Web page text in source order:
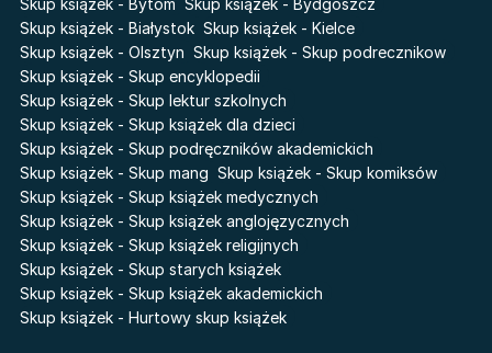
Skup książek - Bytom Skup książek - Bydgoszcz
Skup książek - Białystok Skup książek - Kielce
Skup książek - Olsztyn Skup książek - Skup podrecznikow
Skup książek - Skup encyklopedii
Skup książek - Skup lektur szkolnych
Skup książek - Skup książek dla dzieci
Skup książek - Skup podręczników akademickich
Skup książek - Skup mang Skup książek - Skup komiksów
Skup książek - Skup książek medycznych
Skup książek - Skup książek anglojęzycznych
Skup książek - Skup książek religijnych
Skup książek - Skup starych książek
Skup książek - Skup książek akademickich
Skup książek - Hurtowy skup książek